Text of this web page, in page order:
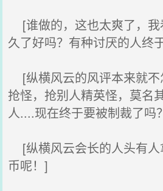
[谁做的，这也太爽了，我
久了好吗？有种讨厌的人终
[纵横风云的风评本来就不
抢怪，抢别人精英怪，莫名
人....现在终于要被制裁了吗
[纵横风云会长的人头有人
币呢！]